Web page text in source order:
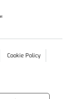
Cookie Policy